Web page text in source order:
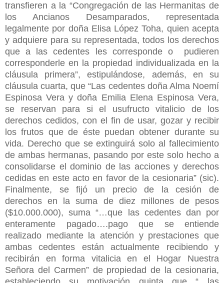
transfieren a la “Congregación de las Hermanitas de
los Ancianos Desamparados, representada
legalmente por doña Elisa López Toha, quien acepta
y adquiere para su representada, todos los derechos
que a las cedentes les corresponde o pudieren
corresponderle en la propiedad individualizada en la
cláusula primera”, estipulándose, además, en su
cláusula cuarta, que “Las cedentes doña Alma Noemí
Espinosa Vera y doña Emilia Elena Espinosa Vera,
se reservan para si el usufructo vitalicio de los
derechos cedidos, con el fin de usar, gozar y recibir
los frutos que de éste puedan obtener durante su
vida. Derecho que se extinguirá solo al fallecimiento
de ambas hermanas, pasando por este solo hecho a
consolidarse el dominio de las acciones y derechos
cedidas en este acto en favor de la cesionaria” (sic).
Finalmente, se fijó un precio de la cesión de
derechos en la suma de diez millones de pesos
($10.000.000), suma “…que las cedentes dan por
enteramente pagado….pago que se entiende
realizado mediante la atención y prestaciones que
ambas cedentes están actualmente recibiendo y
recibirán en forma vitalicia en el Hogar Nuestra
Señora del Carmen” de propiedad de la cesionaria,